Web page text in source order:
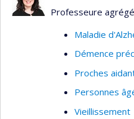
Professeure
Maladie
Démence
Proches
Personnes
Vieillissement